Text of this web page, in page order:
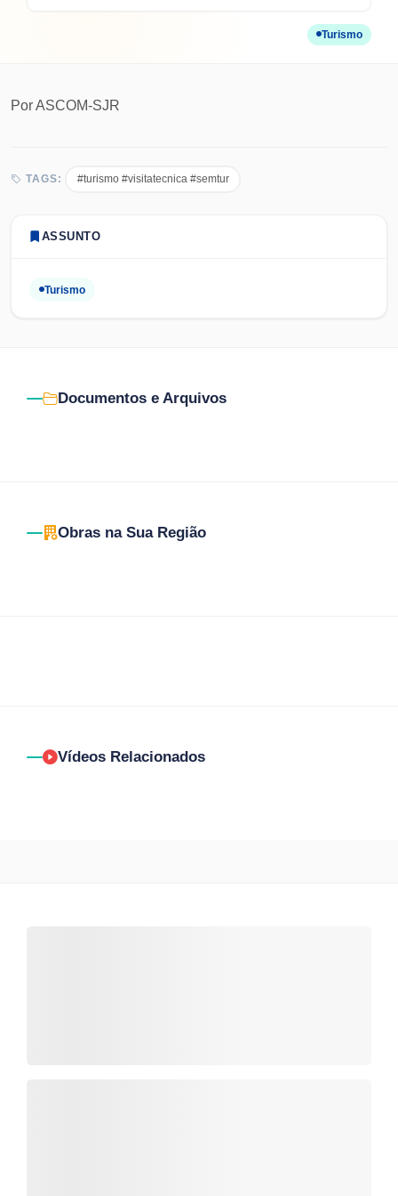
Turismo
PorASCOM-SJR
TAGS: #turismo #visitatecnica #semtur
ASSUNTO
Turismo
Documentos e Arquivos
Obras na Sua Região
Vídeos Relacionados